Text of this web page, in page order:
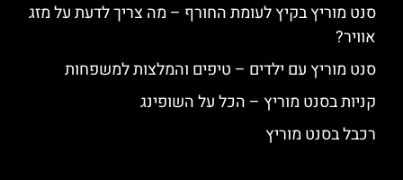
סנט מוריץ בקיץ לעומת החורף – מה צריך לדעת על מזג
אוויר?
סנט מוריץ עם ילדים – טיפים והמלצות למשפחות
קניות בסנט מוריץ – הכל על השופינג
רכבל בסנט מוריץ